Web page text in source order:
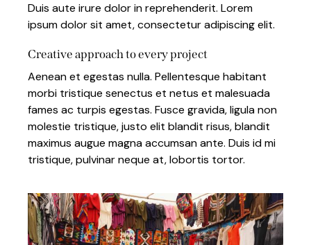
Duis aute irure dolor in reprehenderit. Lorem
ipsum dolor sit amet, consectetur adipiscing elit.
Creative approach to every project
Aenean et egestas nulla. Pellentesque habitant
morbi tristique senectus et netus et malesuada
fames ac turpis egestas. Fusce gravida, ligula non
molestie tristique, justo elit blandit risus, blandit
maximus augue magna accumsan ante. Duis id mi
tristique, pulvinar neque at, lobortis tortor.